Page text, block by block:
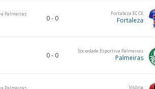
Palmeiras
0- 0
Fortaleza EC CE
Fortaleza
0- 0
Sociedade Esportiva Palmeiras
Palmeiras
Palmeiras Vitória